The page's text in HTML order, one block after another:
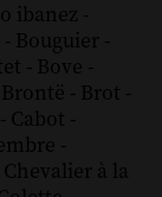
ibanez -
- Bouguier -
- Bove -
Brontë - Brot -
- Cabot -
-
Chevalier à la